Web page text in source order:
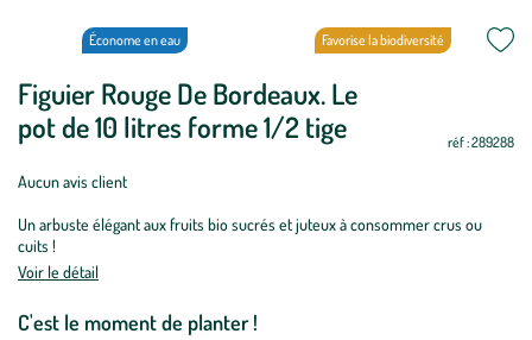
Économe en eau Favorise la biodiversité
Figuier Rouge De Bordeaux. Le
pot de 10 litres forme 1/2 tige
réf : 289288
Aucun avis client
Un arbuste élégant aux fruits bio sucrés et juteux à consommer crus ou
cuits !
Voir le détail
C'est le moment de planter !
Période
plantation
Rouge
De
Oui
Oui
Oui
Oui
Oui
Oui
Non
Non
Non
Oui
Oui
Oui